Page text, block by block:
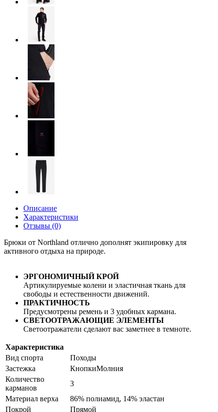
Описание
Характеристики
Отзывы (0)
Брюки от Northland отлично дополнят экипировку для
активного отдыха на природе.
ЭРГОНОМИЧНЫЙ КРОЙ
Артикулируемые колени и эластичная ткань для
свободы и естественности движений.
ПРАКТИЧНОСТЬ
Предусмотрены ремень и 3 удобных кармана.
СВЕТООТРАЖАЮЩИЕ ЭЛЕМЕНТЫ
Светоотражатели сделают вас заметнее в темноте.
Характеристика
Вид спорта
Походы
Застежка
КнопкиМолния​
Количество
карманов
3
Материал верха
86% полиамид, 14% эластан
Покрой
Прямой